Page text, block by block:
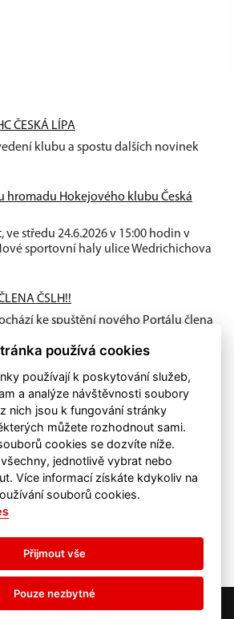
ČESKÁ LÍPA
klubu a spostu dalších novinek
hromadu Hokejového klubu Česká
ve středu 24.6.2026 v 15:00 hodin v
sportovní haly ulice Wedrichichova
ČSLH!!
ke spuštění nového Portálu člena
RSS
používá cookies
používají k poskytování služeb,
a analýze návštěvnosti soubory
nich jsou k fungování stránky
můžete rozhodnout sami.
cookies se dozvíte níže.
jednotlivě vybrat nebo
Více informací získáte kdykoliv na
souborů cookies.
Přijmout vše
Pouze nezbytné